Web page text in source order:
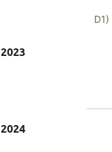
D1)
2023
2024